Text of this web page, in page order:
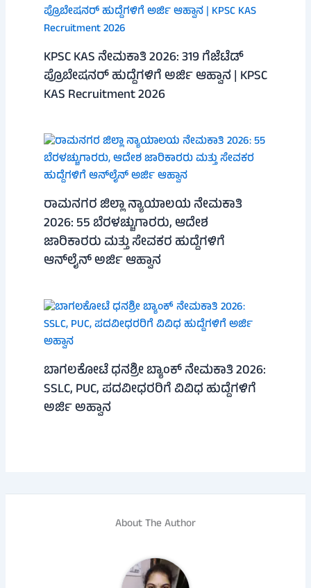
KPSC KAS ನೇಮಕಾತಿ 2026: 319 ಗೆಜೆಟೆಡ್
ಪ್ರೊಬೇಷನರ್ ಹುದ್ದೆಗಳಿಗೆ ಅರ್ಜಿ ಆಹ್ವಾನ | KPSC
KAS Recruitment 2026
ರಾಮನಗರ ಜಿಲ್ಲಾ ನ್ಯಾಯಾಲಯ ನೇಮಕಾತಿ
2026: 55 ಬೆರಳಚ್ಚುಗಾರರು, ಆದೇಶ
ಜಾರಿಕಾರರು ಮತ್ತು ಸೇವಕರ ಹುದ್ದೆಗಳಿಗೆ
ಆನ್‌ಲೈನ್ ಅರ್ಜಿ ಆಹ್ವಾನ
ಬಾಗಲಕೋಟೆ ಧನಶ್ರೀ ಬ್ಯಾಂಕ್ ನೇಮಕಾತಿ 2026:
SSLC, PUC, ಪದವೀಧರರಿಗೆ ವಿವಿಧ ಹುದ್ದೆಗಳಿಗೆ
ಅರ್ಜಿ ಅಹ್ವಾನ
About The Author